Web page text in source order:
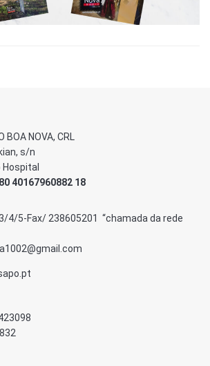
BOA NOVA, CRL
s/n
40167960882 18
4/5-Fax/ 238605201 “chamada da rede